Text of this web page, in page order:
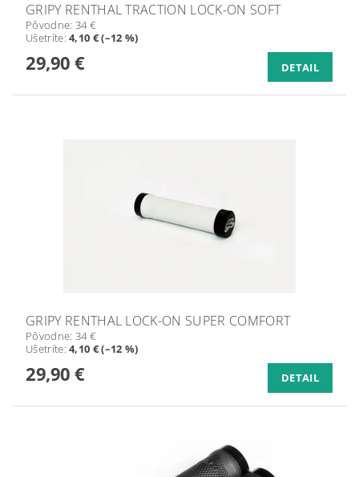
GRIPY RENTHAL TRACTION LOCK-ON SOFT
Pôvodne: 34 €
Ušetríte:4,10 € (–12 %)
29,90 € DETAIL
GRIPY RENTHAL LOCK-ON SUPER COMFORT
Pôvodne: 34 €
Ušetríte:4,10 € (–12 %)
29,90 € DETAIL